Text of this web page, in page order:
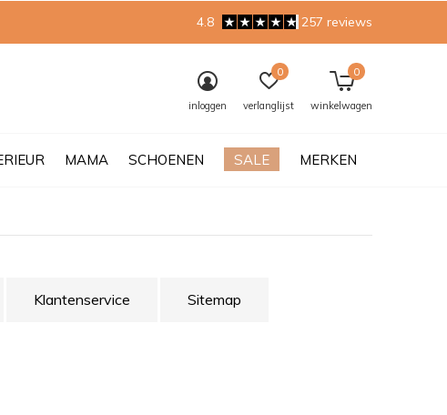
MAMA SCHOENEN SALE MERKEN
inloggen verlanglijst
0
winkelwagen
0
4.8 257 reviews
Klantenservice Sitemap